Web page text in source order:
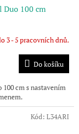
Duo 100 cm
3 - 5 pracovních dnů.
Do košíku
cm s nastavením
Kód: L34ARI